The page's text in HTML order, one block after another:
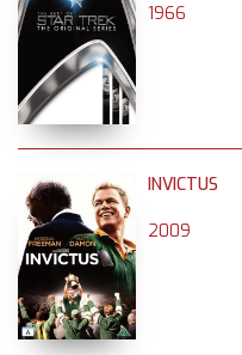
1966
INVICTUS
2009